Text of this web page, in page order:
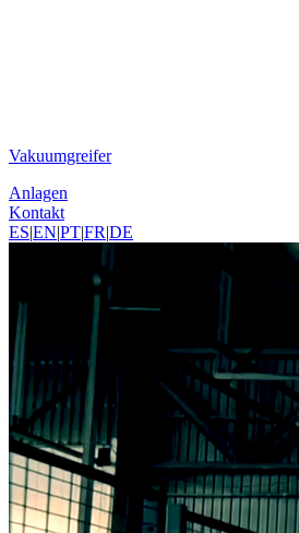
Vakuumgreifer
Anlagen
Kontakt
ES|EN|PT|FR|DE